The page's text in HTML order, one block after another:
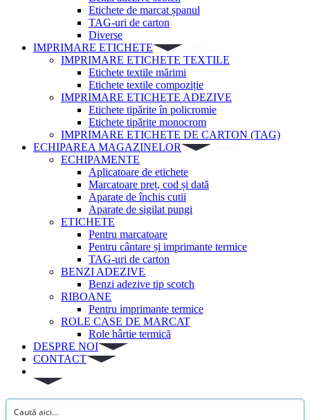
Etichete de marcat șpanul
TAG-uri de carton
Diverse
IMPRIMARE ETICHETE
IMPRIMARE ETICHETE TEXTILE
Etichete textile mărimi
Etichete textile compoziție
IMPRIMARE ETICHETE ADEZIVE
Etichete tipărite în policromie
Etichete tipărite monocrom
IMPRIMARE ETICHETE DE CARTON (TAG)
ECHIPAREA MAGAZINELOR
ECHIPAMENTE
Aplicatoare de etichete
Marcatoare preț, cod și dată
Aparate de închis cutii
Aparate de sigilat pungi
ETICHETE
Pentru marcatoare
Pentru cântare și imprimante termice
TAG-uri de carton
BENZI ADEZIVE
Benzi adezive tip scotch
RIBOANE
Pentru imprimante termice
ROLE CASE DE MARCAT
Role hârtie termică
DESPRE NOI
CONTACT